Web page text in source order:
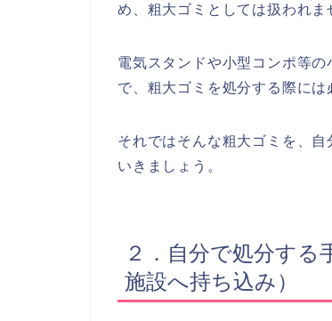
め、粗大ゴミとしては扱われま
電気スタンドや小型コンポ等
で、粗大ゴミを処分する際には
それではそんな粗大ゴミを、
いきましょう。
２．自分で処分する
施設へ持ち込み）